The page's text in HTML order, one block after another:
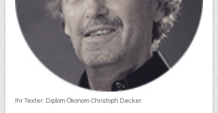
Ihr Texter: Diplom Ökonom Christoph Decker